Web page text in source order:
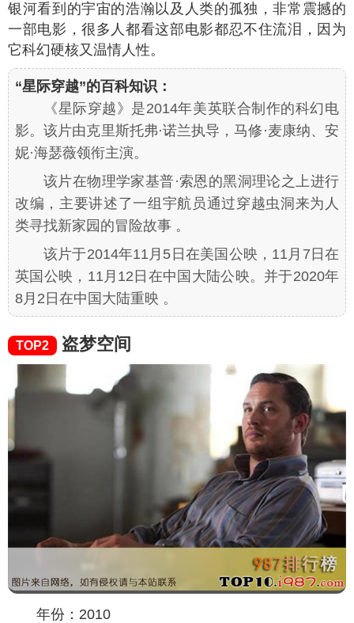
银河看到的宇宙的浩瀚以及人类的孤独，非常震撼的
一部电影，很多人都看这部电影都忍不住流泪，因为
它科幻硬核又温情人性。
“星际穿越”的百科知识：
《星际穿越》是2014年美英联合制作的科幻电
影。该片由克里斯托弗·诺兰执导，马修·麦康纳、安
妮·海瑟薇领衔主演。
该片在物理学家基普·索恩的黑洞理论之上进行
改编，主要讲述了一组宇航员通过穿越虫洞来为人
类寻找新家园的冒险故事 。
该片于2014年11月5日在美国公映，11月7日在
英国公映，11月12日在中国大陆公映。并于2020年
8月2日在中国大陆重映 。
TOP2 盗梦空间
年份：2010